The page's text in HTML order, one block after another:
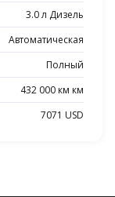
3.0 л Дизель
Автоматическая
Полный
432 000 км км
7071 USD